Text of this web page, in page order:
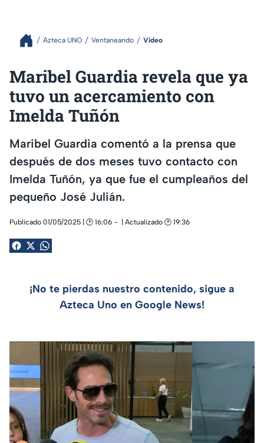
Azteca UNO Ventaneando Video
Maribel Guardia revela que ya
tuvo un acercamiento con
Imelda Tuñón
Maribel Guardia comentó a la prensa que
después de dos meses tuvo contacto con
Imelda Tuñón, ya que fue el cumpleaños del
pequeño José Julián.
Publicado 01/05/2025 | 🕑 16:06 | Actualizado 🕑 19:36
¡No te pierdas nuestro contenido, sigue a
Azteca Uno en Google News!